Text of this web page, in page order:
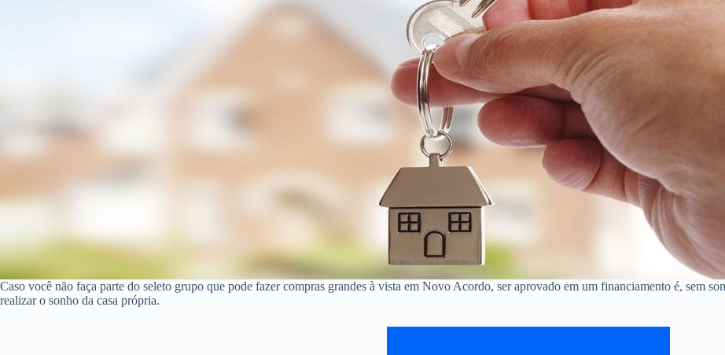
Caso você não faça parte do seleto grupo que pode fazer compras grandes à vista em Novo Acordo, ser aprovado em um financiamento é, sem
realizar o sonho da casa própria.